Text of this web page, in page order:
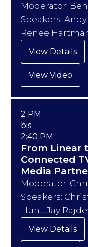
Moderator:
Speakers:
Renee
View Details
View Video
2 PM
bis
2:40 PM
From Linear
Connected
Media
Moderator:
Speakers:
Hunt, Jay
View Details